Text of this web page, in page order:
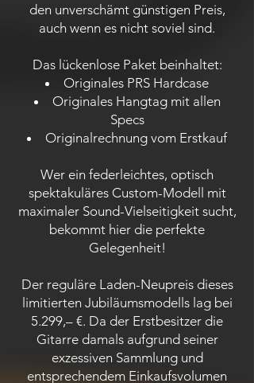
den unverschämt günstigen Preis,
auch wenn es nicht soviel sind.
Das lückenlose Paket beinhaltet:
Originales PRS Hardcase
Originales Hangtag mit allen
Specs
Originalrechnung vom Erstkauf
Wer ein federleichtes, optisch
spektakuläres Custom-Modell mit
maximaler Sound-Vielseitigkeit sucht,
bekommt hier die perfekte
Gelegenheit!
Der reguläre Laden-Neupreis dieses
limitierten Jubiläumsmodells lag bei
5.299,– €. Da der Erstbesitzer die
Gitarre damals aufgrund seiner
exzessiven Sammlung und
entsprechendem Einkaufsvolumen